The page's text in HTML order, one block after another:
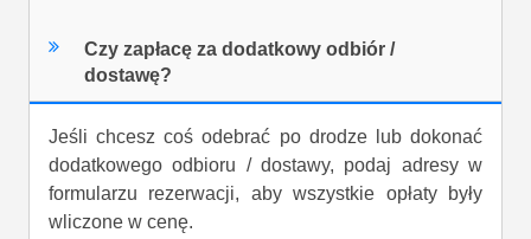
Czy zapłacę za dodatkowy odbiór /
dostawę?
Jeśli chcesz coś odebrać po drodze lub dokonać
dodatkowego odbioru / dostawy, podaj adresy w
formularzu rezerwacji, aby wszystkie opłaty były
wliczone w cenę.